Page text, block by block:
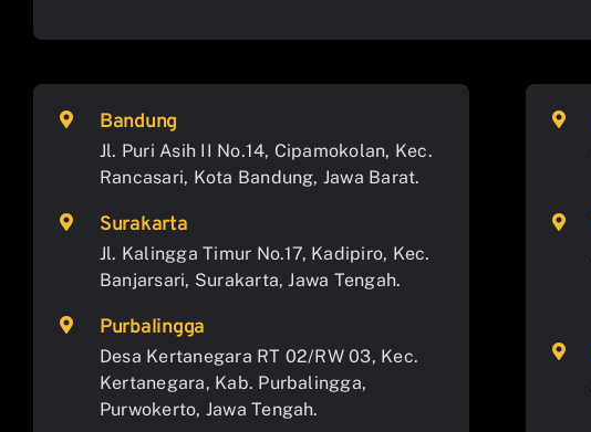
Bandung
Jl. Puri Asih II No.14, Cipamokolan, Kec.
Rancasari, Kota Bandung, Jawa Barat.
Surakarta
Jl. Kalingga Timur No.17, Kadipiro, Kec.
Banjarsari, Surakarta, Jawa Tengah.
Purbalingga
Desa Kertanegara RT 02/RW 03, Kec.
Kertanegara, Kab. Purbalingga,
Purwokerto, Jawa Tengah.